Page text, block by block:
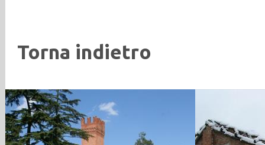
Torna indietro